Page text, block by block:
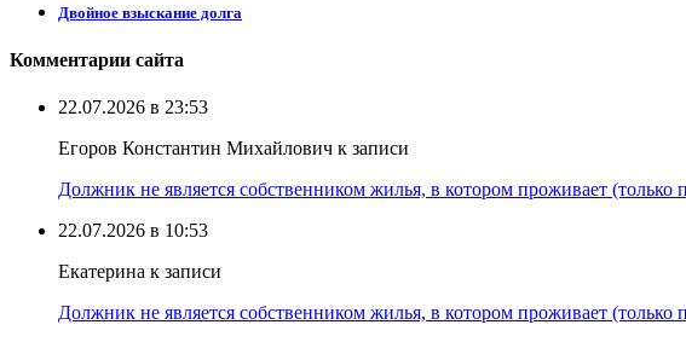
Двойное взыскание долга
Комментарии сайта
22.07.2026 в 23:53
Егоров Константин Михайлович к записи
Должник не является собственником жилья, в котором проживает (только
22.07.2026 в 10:53
Екатерина к записи
Должник не является собственником жилья, в котором проживает (только